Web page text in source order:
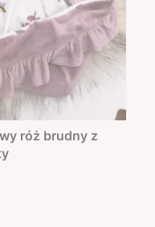
róż brudny z